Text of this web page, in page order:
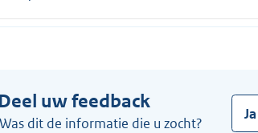
uw feedback
Was dit de informatie die u zocht?
Ja